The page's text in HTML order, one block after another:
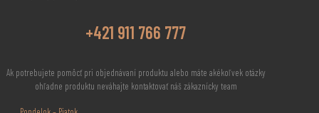
+421 911 766 777
Ak potrebujete pomôcť pri objednávaní produktu alebo máte akékoľvek otázky
ohľadne produktu neváhajte kontaktovať náš zákaznícky team